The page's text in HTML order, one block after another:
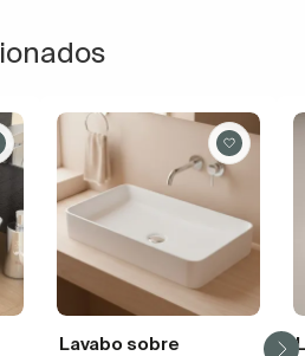
Lavabo sobre